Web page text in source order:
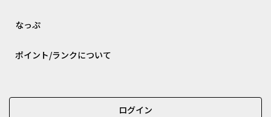
なっぷ
ポイント/ランクについて
ログイン